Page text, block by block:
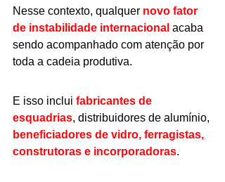
Nesse contexto, qualquer novo fator
de instabilidade internacional acaba
sendo acompanhado com atenção por
toda a cadeia produtiva.
E isso inclui fabricantes de
esquadrias, distribuidores de alumínio,
beneficiadores de vidro, ferragistas,
construtoras e incorporadoras.